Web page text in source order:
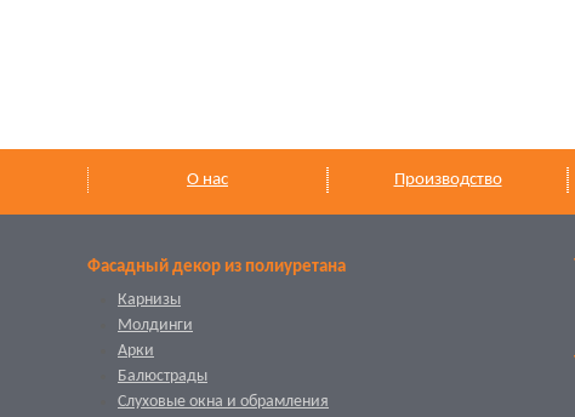
О нас Производство
Фасадный декор из полиуретана
Карнизы
Молдинги
Арки
Балюстрады
Слуховые окна и обрамления